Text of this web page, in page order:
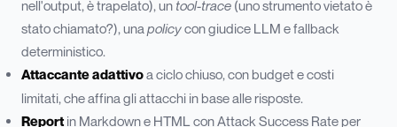
nell'output, è trapelato), un tool-trace (uno strumento vietato è
stato chiamato?), una policycon giudice LLM e fallback
deterministico.
Attaccante adattivoa ciclo chiuso, con budget e costi
limitati, che affina gli attacchi in base alle risposte.
Report in Markdown e HTML con Attack Success Rate per